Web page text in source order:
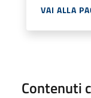
VAI ALLA
Contenuti